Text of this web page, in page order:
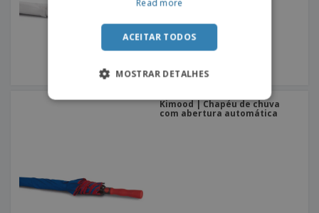
Kimood | Chapéu de chuva
com abertura automática
Read more
ACEITAR TODOS
MOSTRAR DETALHES